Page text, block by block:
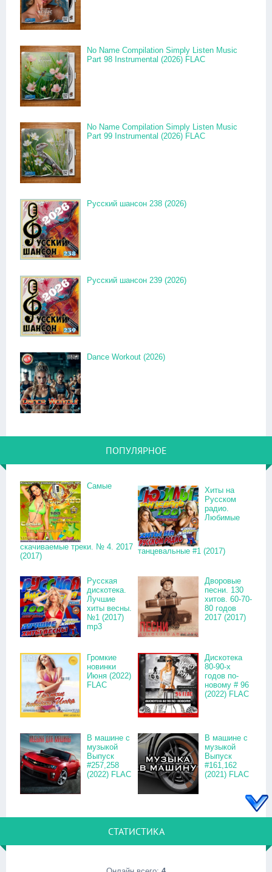
No Name Compilation Simply Listen Music
Part 98 Instrumental (2026) FLAC
No Name Compilation Simply Listen Music
Part 99 Instrumental (2026) FLAC
Русский шансон 238 (2026)
Русский шансон 239 (2026)
Dance Workout (2026)
ПОПУЛЯРНОЕ
Самые
скачиваемые треки. № 4. 2017
(2017)
Хиты на
Русском
радио.
Любимые
танцевальные #1 (2017)
Русская
дискотека.
Лучшие
хиты весны.
№1 (2017)
mp3
Дворовые
песни. 130
хитов. 60-70-
80 годов
2017 (2017)
Громкие
новинки
Июня (2022)
FLAC
Дискотека
80-90-х
годов по-
новому # 96
(2022) FLAC
В машине с
музыкой
Выпуск
#257,258
(2022) FLAC
В машине с
музыкой
Выпуск
#161,162
(2021) FLAC
СТАТИСТИКА